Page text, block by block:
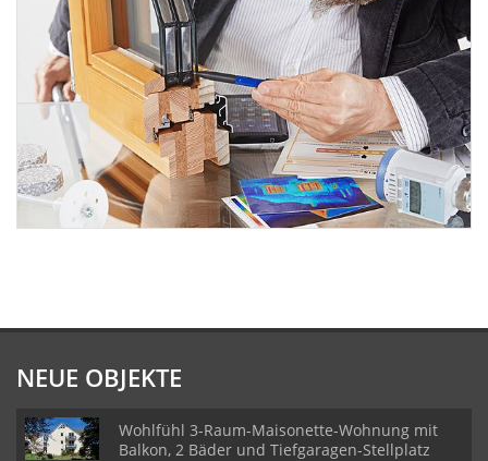
NEUE OBJEKTE
Wohlfühl 3-Raum-Maisonette-Wohnung mit
Balkon, 2 Bäder und Tiefgaragen-Stellplatz